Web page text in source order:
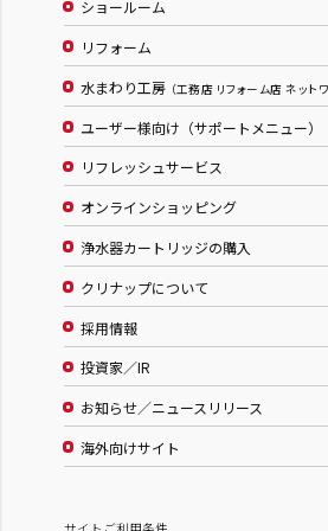
ショールーム
リフォーム
水まわり工房 （工務店 リフォーム店 ネットワ
ユーザー様向け（サポートメニュー）
リフレッシュサービス
オンラインショッピング
浄水器カートリッジの購入
クリナップについて
採用情報
投資家／IR
お知らせ／ニュースリリース
海外向けサイト